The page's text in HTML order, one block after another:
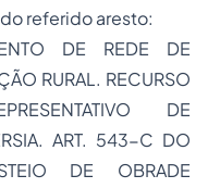
referido aresto:
DE REDE DE
RURAL. RECURSO
DE
ART. 543-C DO
DE OBRADE